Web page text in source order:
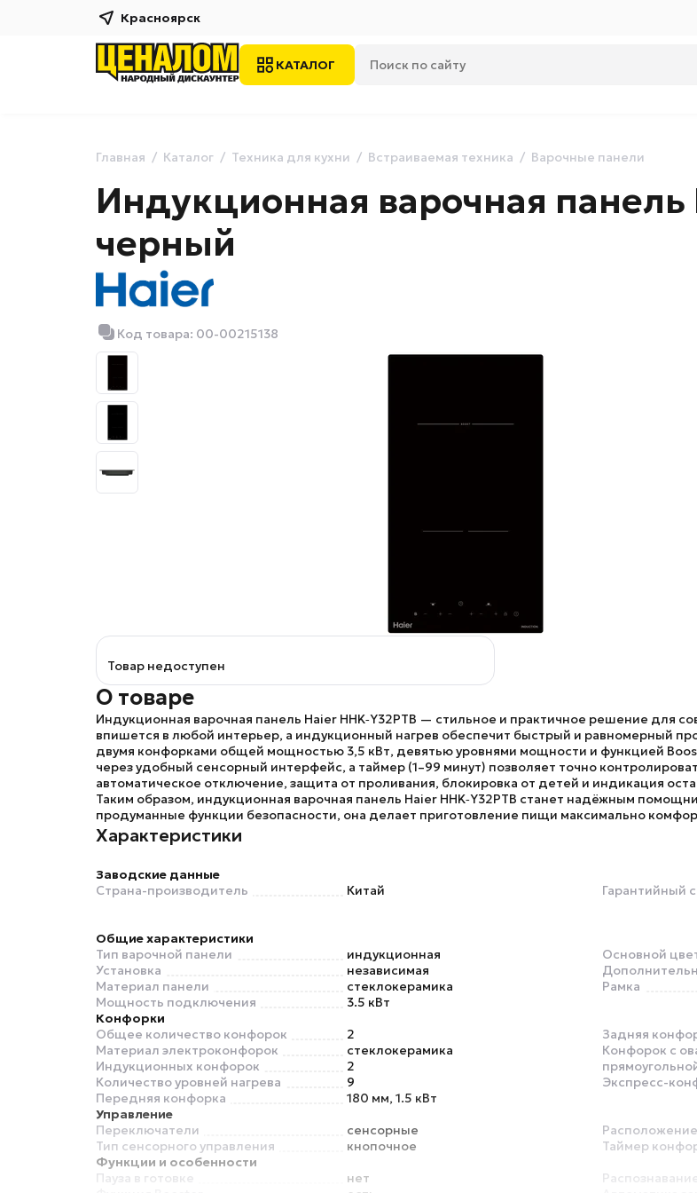
Красноярск
КАТАЛОГ
Главная Каталог Техника для кухни Встраиваемая техника Варочные панели
Индукционная варочная панель
черный
Код товара: 00-00215138
Товар недоступен
О товаре
Индукционная варочная панель Haier HHK‑Y32PTB — стильное и практичное решение для
впишется в любой интерьер, а индукционный нагрев обеспечит быстрый и равномерный
двумя конфорками общей мощностью 3,5 кВт, девятью уровнями мощности и функцией
через удобный сенсорный интерфейс, а таймер (1–99 минут) позволяет точно
автоматическое отключение, защита от проливания, блокировка от детей и индикация
Таким образом, индукционная варочная панель Haier HHK‑Y32PTB станет надёжным
продуманные функции безопасности, она делает приготовление пищи максимально
Характеристики
Заводские данные
Страна-производитель
Китай Гарантийный
Общие характеристики
Тип варочной панели
индукционная
Установка
независимая
Материал панели
стеклокерамика
Мощность подключения
3.5 кВт
Основной
Рамка
Конфорки
Общее количество конфорок
2
Материал электроконфорок
стеклокерамика
Индукционных конфорок
2
Количество уровней нагрева
9
Передняя конфорка
180 мм, 1.5 кВт
Задняя
Конфорок с
Экспресс-
Управление
Переключатели
сенсорные
Тип сенсорного управления
кнопочное
Таймер
Функции и особенности
Пауза в готовке
нет